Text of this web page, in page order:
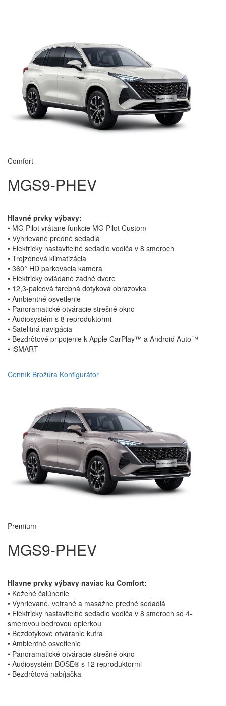
Comfort
MGS9-PHEV
Hlavné prvky výbavy:
• MG Pilot vrátane funkcie MG Pilot Custom
• Vyhrievané predné sedadlá
• Elektricky nastaviteľné sedadlo vodiča v 8 smeroch
• Trojzónová klimatizácia
• 360° HD parkovacia kamera
• Elektricky ovládané zadné dvere
• 12,3-palcová farebná dotyková obrazovka
• Ambientné osvetlenie
• Panoramatické otváracie strešné okno
• Audiosystém s 8 reproduktormi
• Satelitná navigácia
• Bezdrôtové pripojenie k Apple CarPlay™ a Android Auto™
• iSMART
Cenník Brožúra Konfigurátor
Premium
MGS9-PHEV
Hlavne prvky výbavy naviac ku Comfort:
• Kožené čalúnenie
• Vyhrievané, vetrané a masážne predné sedadlá
• Elektricky nastaviteľné sedadlo vodiča v 8 smeroch so 4-
smerovou bedrovou opierkou
• Bezdotykové otváranie kufra
• Ambientné osvetlenie
• Panoramatické otváracie strešné okno
• Audiosystém BOSE® s 12 reproduktormi
• Bezdrôtová nabíjačka